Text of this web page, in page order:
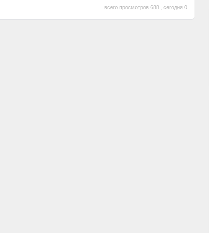
всего просмотров 688 , сегодня 0